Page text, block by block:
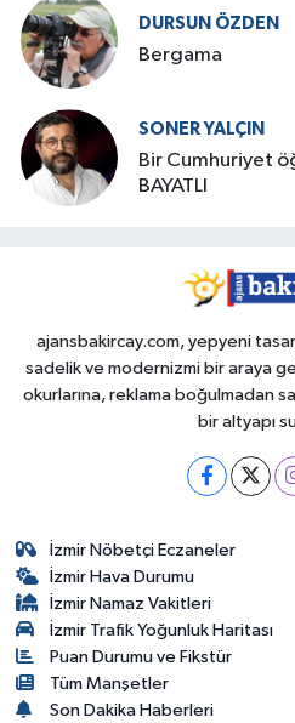
DURSUN ÖZDEN
Bergama
SONER YALÇIN
Bir Cumhuriyet
BAYATLI
ajansbakircay.com, yepyeni
sadelik ve modernizmi bir araya
okurlarına, reklama boğulmadan
bir altyapı
İzmir Nöbetçi Eczaneler
İzmir Hava Durumu
İzmir Namaz Vakitleri
İzmir Trafik Yoğunluk Haritası
Puan Durumu ve Fikstür
Tüm Manşetler
Son Dakika Haberleri